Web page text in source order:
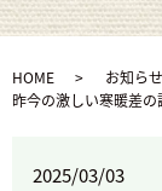
HOME
お知らせ
昨今の激しい寒暖差
2025/03/03